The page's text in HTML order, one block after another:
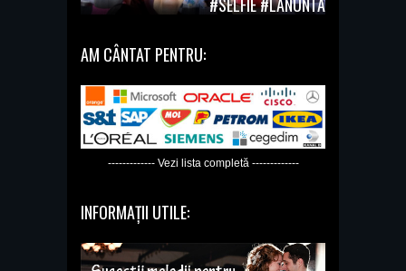
#SELFIE #LANUNTA
AM CÂNTAT PENTRU:
------------- Vezi lista completă -------------
INFORMAȚII UTILE: